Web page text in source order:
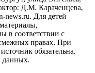
Д.М. Караченцева,
news.ru. Для детей
в соответствии с
правах. При
обязательна.
данных.